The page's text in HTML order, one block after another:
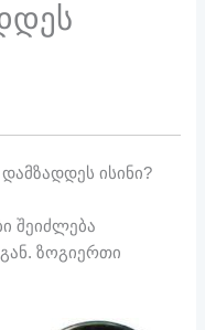
ისინი?
შეიძლება
ზოგიერთი